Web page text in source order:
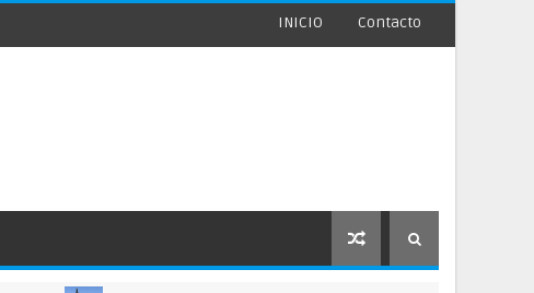
INICIO Contacto